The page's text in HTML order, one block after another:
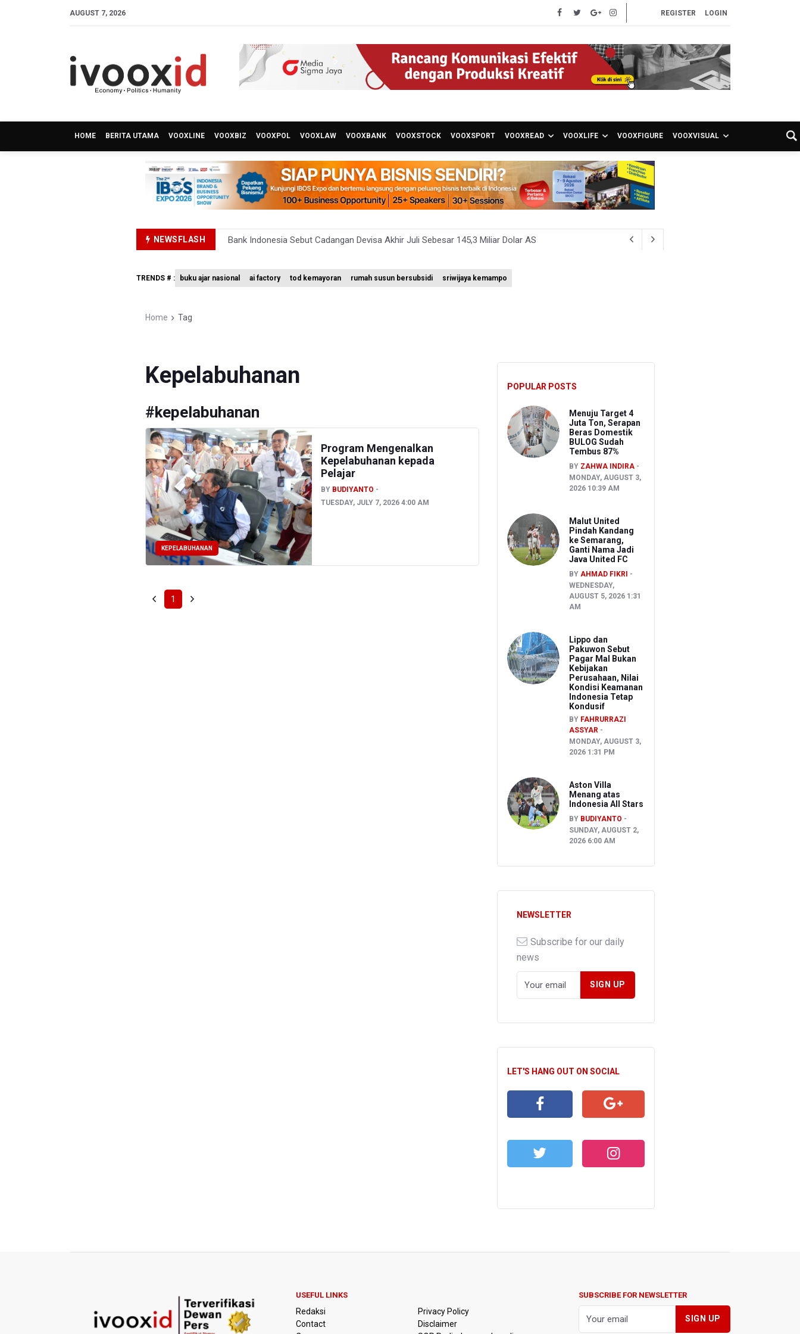
AUGUST 7, 2026 REGISTER LOGIN
HOME BERITA UTAMA VOOXLINE VOOXBIZ VOOXPOL VOOXLAW VOOXBANK VOOXSTOCK VOOXSPORT VOOXREAD VOOXLIFE VOOXFIGURE VOOXVISUAL
NEWSFLASH
Bank Indonesia Sebut Cadangan Devisa Akhir Juli Sebesar 145,3 Miliar Dolar AS
Terkait Temuan 995 Pucuk Senjata, Yayasan Sekolah: Tak Ada Ekskul Menembak
TRENDS # : buku ajar nasional ai factory tod kemayoran rumah susun bersubsidi sriwijaya kemampo
Home Tag
Kepelabuhanan
#kepelabuhanan
KEPELABUHANAN
Program Mengenalkan
Kepelabuhanan kepada
Pelajar
BY BUDIYANTO
TUESDAY, JULY 7, 2026 4:00 AM
1
POPULAR POSTS
Menuju Target 4
Juta Ton, Serapan
Beras Domestik
BULOG Sudah
Tembus 87%
BY ZAHWA INDIRA
MONDAY, AUGUST 3,
2026 10:39 AM
Malut United
Pindah Kandang
ke Semarang,
Ganti Nama Jadi
Java United FC
BY AHMAD FIKRI
WEDNESDAY,
AUGUST 5, 2026 1:31
AM
Lippo dan
Pakuwon Sebut
Pagar Mal Bukan
Kebijakan
Perusahaan, Nilai
Kondisi Keamanan
Indonesia Tetap
Kondusif
BY FAHRURRAZI
ASSYAR
MONDAY, AUGUST 3,
2026 1:31 PM
Aston Villa
Menang atas
Indonesia All Stars
BY BUDIYANTO
SUNDAY, AUGUST 2,
2026 6:00 AM
NEWSLETTER
Subscribe for our daily
news
LET'S HANG OUT ON SOCIAL
USEFUL LINKS
Redaksi
Contact
Privacy Policy
Disclaimer
SUBSCRIBE FOR NEWSLETTER